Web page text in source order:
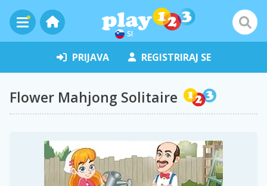
SI
PRIJAVA REGISTRIRAJ SE
Flower Mahjong Solitaire